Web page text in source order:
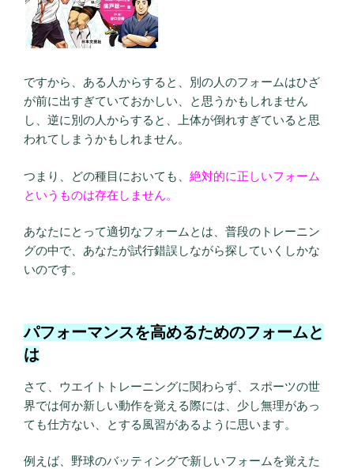
ですから、ある人からすると、別の人のフォームはひざ
が前に出すぎていておかしい、と思うかもしれません
し、逆に別の人からすると、上体が倒れすぎていると思
われてしまうかもしれません。
つまり、どの種目においても、 絶対的に正しいフォーム
というものは存在しません。
あなたにとって適切なフォームとは、普段のトレーニン
グの中で、あなたが試行錯誤しながら探していくしかな
いのです。
パフォーマンスを高めるためのフォームと
は
さて、ウエイトトレーニングに関わらず、スポーツの世
界では何か新しい動作を覚える際には、少し無理があっ
ても仕方ない、とする風習があるように思います。
例えば、野球のバッティングで新しいフォームを覚えた